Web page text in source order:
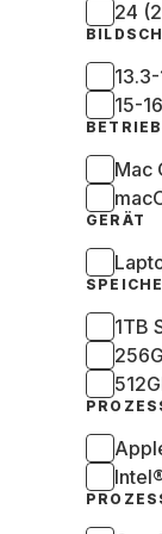
24
15-
Mac
GERÄT
1TB